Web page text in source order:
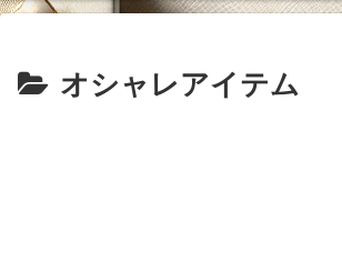
オシャレアイテム